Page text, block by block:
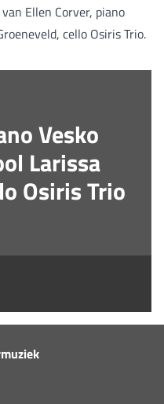
Ellen Corver, piano
cello Osiris Trio.
Vesko
Larissa
Osiris Trio